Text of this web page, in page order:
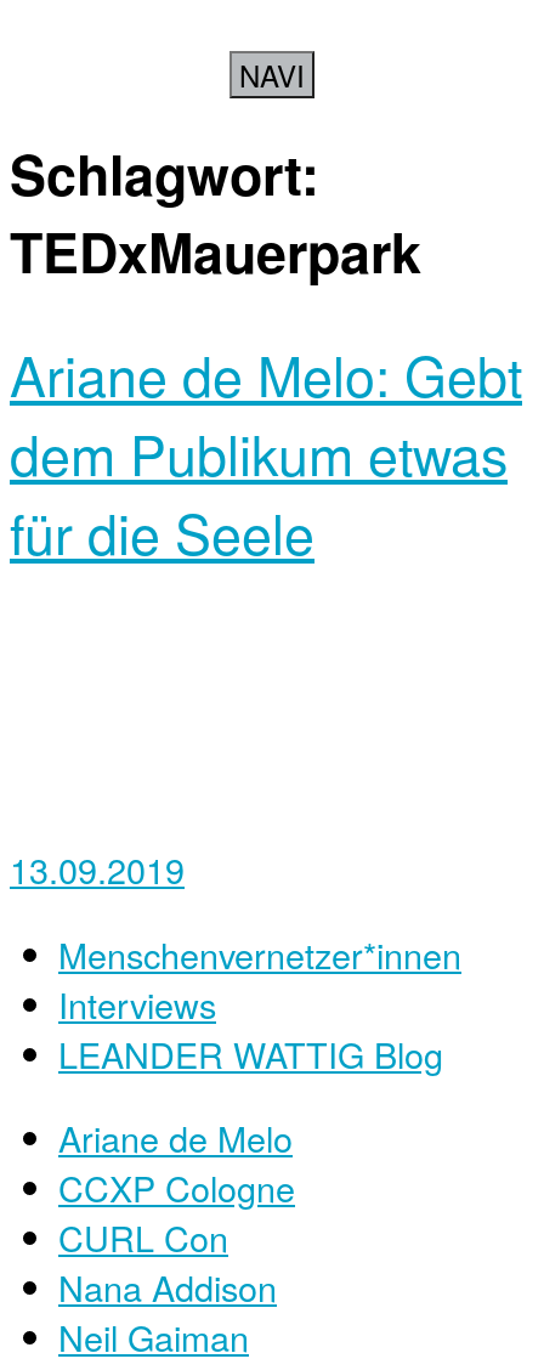
NAVI
Schlagwort:
TEDxMauerpark
Ariane de Melo: Gebt
dem Publikum etwas
für die Seele
13.09.2019
Menschenvernetzer*innen
Interviews
LEANDER WATTIG Blog
Ariane de Melo
CCXP Cologne
CURL Con
Nana Addison
Neil Gaiman